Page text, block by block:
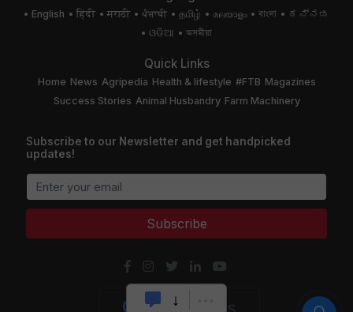
English हिंदी मराठी ਪੰਜਾਬੀ தமிழ் മലയാളം বাংলা
ಕನ್ನಡ
ଓଡିଆ
অসমীয়া
Quick Links
Home News Agripedia Health & lifestyle #FTB Magazines
Success Stories Animal Husbandry Farm Machinery
Subscribe to our Newsletter and get handpicked
updates!
Subscribe